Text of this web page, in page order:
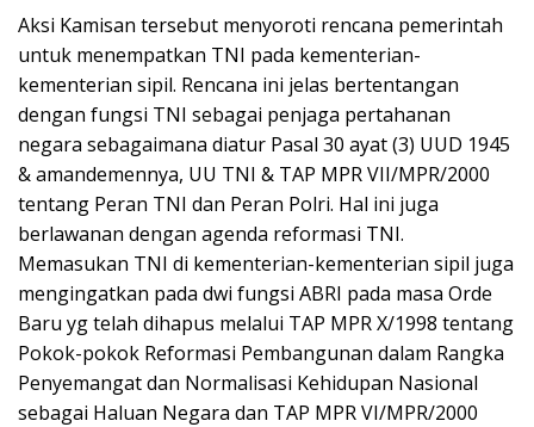
Aksi Kamisan tersebut menyoroti rencana pemerintah
untuk menempatkan TNI pada kementerian-
kementerian sipil. Rencana ini jelas bertentangan
dengan fungsi TNI sebagai penjaga pertahanan
negara sebagaimana diatur Pasal 30 ayat (3) UUD 1945
& amandemennya, UU TNI & TAP MPR VII/MPR/2000
tentang Peran TNI dan Peran Polri. Hal ini juga
berlawanan dengan agenda reformasi TNI.
Memasukan TNI di kementerian-kementerian sipil juga
mengingatkan pada dwi fungsi ABRI pada masa Orde
Baru yg telah dihapus melalui TAP MPR X/1998 tentang
Pokok-pokok Reformasi Pembangunan dalam Rangka
Penyemangat dan Normalisasi Kehidupan Nasional
sebagai Haluan Negara dan TAP MPR VI/MPR/2000